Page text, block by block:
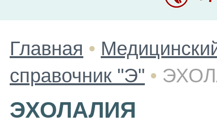
Главная •
справочник "Э" •
ЭХОЛАЛИЯ